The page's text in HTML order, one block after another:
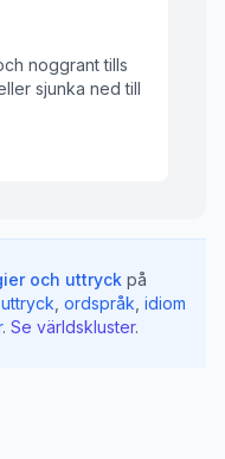
noggrant tills
sjunka ned till
och uttryck på
ordspråk idiom
. Se världskluster.